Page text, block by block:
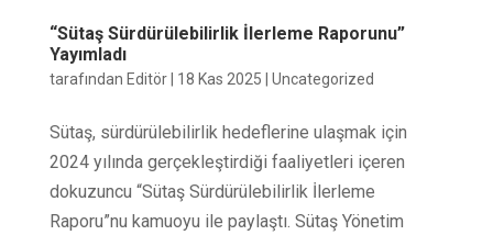
“Sütaş Sürdürülebilirlik İlerleme Raporunu”
Yayımladı
tarafından Editör| 18 Kas 2025 Uncategorized
Sütaş, sürdürülebilirlik hedeflerine ulaşmak için
2024 yılında gerçekleştirdiği faaliyetleri içeren
dokuzuncu “Sütaş Sürdürülebilirlik İlerleme
Raporu”nu kamuoyu ile paylaştı. Sütaş Yönetim